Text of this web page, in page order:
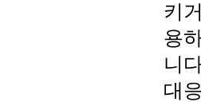
키
용
니
대